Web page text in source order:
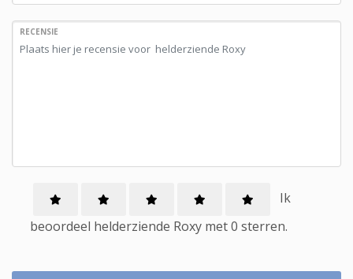
RECENSIE
Ik
beoordeel helderziende Roxy met0 sterren.